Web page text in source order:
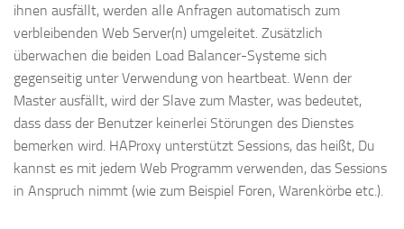
ihnen ausfällt, werden alle Anfragen automatisch zum
verbleibenden Web Server(n) umgeleitet. Zusätzlich
überwachen die beiden Load Balancer-Systeme sich
gegenseitig unter Verwendung von heartbeat. Wenn der
Master ausfällt, wird der Slave zum Master, was bedeutet,
dass dass der Benutzer keinerlei Störungen des Dienstes
bemerken wird. HAProxy unterstützt Sessions, das heißt, Du
kannst es mit jedem Web Programm verwenden, das Sessions
in Anspruch nimmt (wie zum Beispiel Foren, Warenkörbe etc.).